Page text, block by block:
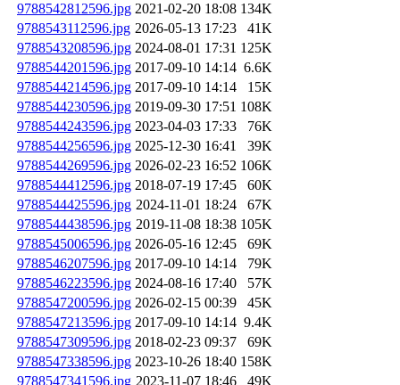
9788542812596.jpg 2021-02-20 18:08 134K
9788543112596.jpg 2026-05-13 17:23
41K
9788543208596.jpg 2024-08-01 17:31 125K
9788544201596.jpg 2017-09-10 14:14 6.6K
9788544214596.jpg 2017-09-10 14:14
15K
9788544230596.jpg 2019-09-30 17:51 108K
9788544243596.jpg 2023-04-03 17:33
76K
9788544256596.jpg 2025-12-30 16:41
39K
9788544269596.jpg 2026-02-23 16:52 106K
9788544412596.jpg 2018-07-19 17:45
60K
9788544425596.jpg 2024-11-01 18:24
67K
9788544438596.jpg 2019-11-08 18:38 105K
9788545006596.jpg 2026-05-16 12:45
69K
9788546207596.jpg 2017-09-10 14:14
79K
9788546223596.jpg 2024-08-16 17:40
57K
9788547200596.jpg 2026-02-15 00:39
45K
9788547213596.jpg 2017-09-10 14:14 9.4K
9788547309596.jpg 2018-02-23 09:37
69K
9788547338596.jpg 2023-10-26 18:40 158K
9788547341596.jpg 2023-11-07 18:46 49K